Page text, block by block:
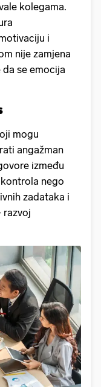
kolegama.
i
nije zamjena
se emocija
mogu
angažman
između
nego
zadataka i
razvoj